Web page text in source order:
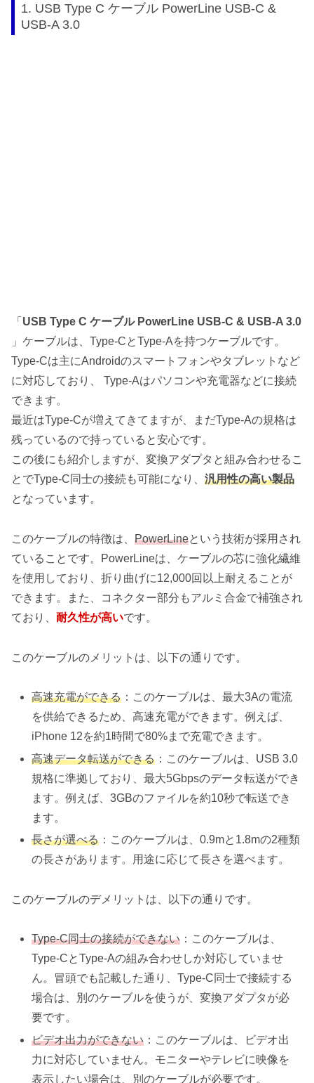
1. USB Type C ケーブル PowerLine USB-C &
USB-A 3.0
「 USB Type C ケーブル PowerLine USB-C & USB-A 3.0
」ケーブルは、Type-CとType-Aを持つケーブルです。
Type-Cは主にAndroidのスマートフォンやタブレットなど
に対応しており、 Type-Aはパソコンや充電器などに接続
できます。
最近はType-Cが増えてきてますが、まだType-Aの規格は
残っているので持っていると安心です。
この後にも紹介しますが、変換アダプタと組み合わせるこ
とでType-C同士の接続も可能になり、 汎用性の高い製品
となっています。
このケーブルの特徴は、 PowerLineという技術が採用され
ていることです。PowerLineは、ケーブルの芯に強化繊維
を使用しており、折り曲げに12,000回以上耐えることが
できます。また、コネクター部分もアルミ合金で補強され
ており、 耐久性が高いです。
このケーブルのメリットは、以下の通りです。
高速充電ができる ：このケーブルは、最大3Aの電流
を供給できるため、高速充電ができます。例えば、
iPhone 12を約1時間で80%まで充電できます。
高速データ転送ができる ：このケーブルは、USB 3.0
規格に準拠しており、最大5Gbpsのデータ転送ができ
ます。例えば、3GBのファイルを約10秒で転送でき
ます。
長さが選べる ：このケーブルは、0.9mと1.8mの2種類
の長さがあります。用途に応じて長さを選べます。
このケーブルのデメリットは、以下の通りです。
Type-C同士の接続ができない ：このケーブルは、
Type-CとType-Aの組み合わせしか対応していませ
ん。冒頭でも記載した通り、Type-C同士で接続する
場合は、別のケーブルを使うが、変換アダプタが必
要です。
ビデオ出力ができない ：このケーブルは、ビデオ出
力に対応していません。モニターやテレビに映像を
表示したい場合は、別のケーブルが必要です。